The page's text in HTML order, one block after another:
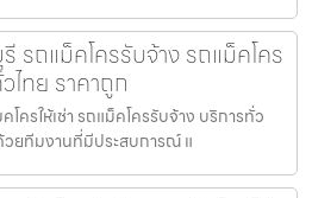
รถแม็คโครรับจ้าง รถแม็คโคร
ไทย ราคาถูก
โครให้เช่า รถแม็คโครรับจ้าง บริการทั่ว
วยทีมงานที่มีประสบการณ์ แ